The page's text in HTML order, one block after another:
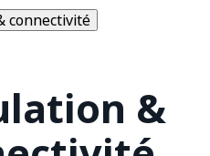
connectivité
&